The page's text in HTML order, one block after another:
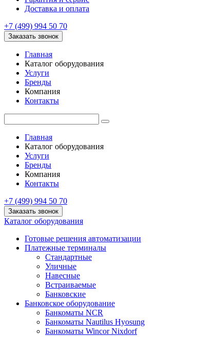
Доставка и оплата
+7 (499) 994 50 70
Заказать звонок
Главная
Каталог оборудования
Услуги
Бренды
Компания
Контакты
Главная
Каталог оборудования
Услуги
Бренды
Компания
Контакты
+7 (499) 994 50 70
Заказать звонок
Каталог оборудования
Готовые решения автоматизации
Платежные терминалы
Стандартные
Уличные
Навесные
Встраиваемые
Банковские
Банковское оборудование
Банкоматы NCR
Банкоматы Nautilus Hyosung
Банкоматы Wincor Nixdorf